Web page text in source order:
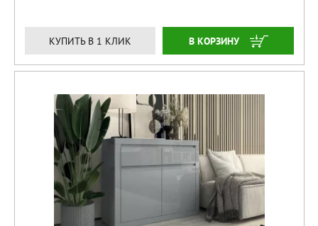
КУПИТЬ В 1 КЛИК ЗАКАЗАТЬ